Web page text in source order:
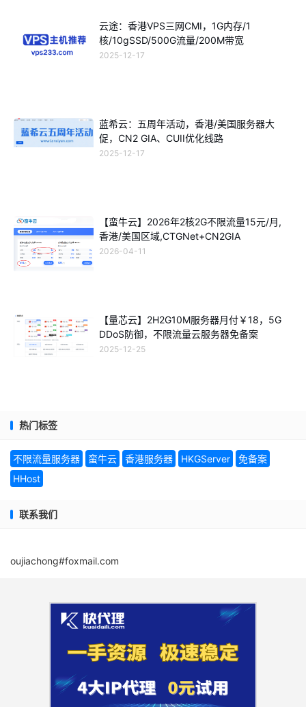
云途：香港VPS三网CMI，1G内存/1
核/10gSSD/500G流量/200M带宽
2025-12-17
蓝希云：五周年活动，香港/美国服务器大
促，CN2 GIA、CUII优化线路
2025-12-17
【蛮牛云】2026年2核2G不限流量15元/月,
香港/美国区域,CTGNet+CN2GIA
2026-04-11
【量芯云】2H2G10M服务器月付￥18，5G
DDoS防御，不限流量云服务器免备案
2025-12-25
热门标签
不限流量服务器 蛮牛云 香港服务器 HKGServer
免备案
HHost
联系我们
oujiachong#foxmail.com